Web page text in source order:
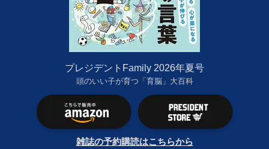
プレジデントFamily 2026年夏号
頭のいい子が育つ「育脳」大百科
雑誌の予約購読はこちらから